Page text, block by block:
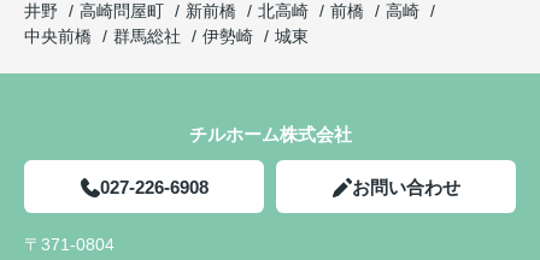
井野
高崎問屋町 新前橋 北高崎 前橋
高崎
中央前橋
群馬総社 伊勢崎 城東
チルホーム株式会社
027-226-6908 お問い合わせ
〒371-0804